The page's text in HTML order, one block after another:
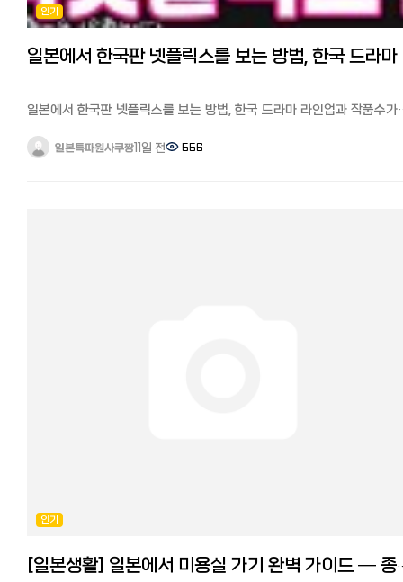
인기
일본에서 한국판 넷플릭스를 보는 방법, 한국 드라마 라인업과 작품수가
커뮤니티 '일본 한국인 모임'과 '일한모 사이트'를 운영하고 있는
관리자입니다. 일본에서 한국방송 보는 법에 대한 질문들이 자주
계정에 등록된 국가는 다른 국가로 이동하지 않는 한 변경할 수 없습니
확인해 주세요. 정리하면, 한국과 일본에서 넷플릭스 라인업이 다른 가장
큰 이유는 작품별·국가별로 제공 권한(라이선스)이 다르기 때문입니다.
일본특파원사쿠짱11일 전 556
인기
[일본생활] 일본에서 미용실